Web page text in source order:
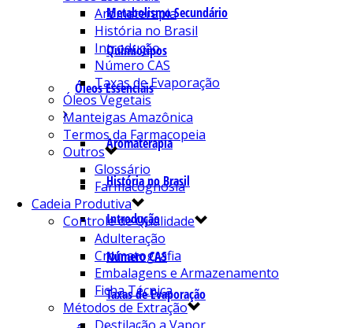
Metabolismo Secundário
Quimiotipos
Óleos Essenciais
Aromaterapia
História no Brasil
Introdução
Número CAS
Taxas de Evaporação
Aromaterapia
História no Brasil
Introdução
Número CAS
Taxas de Evaporação
Óleos Vegetais
Manteigas Amazônica
Termos da Farmacopeia
Outros
Glossário
Farmacognosia
Cadeia Produtiva
Controle de Qualidade
Adulteração
Cromatografia
Embalagens e Armazenamento
Ficha Técnica
Métodos de Extração